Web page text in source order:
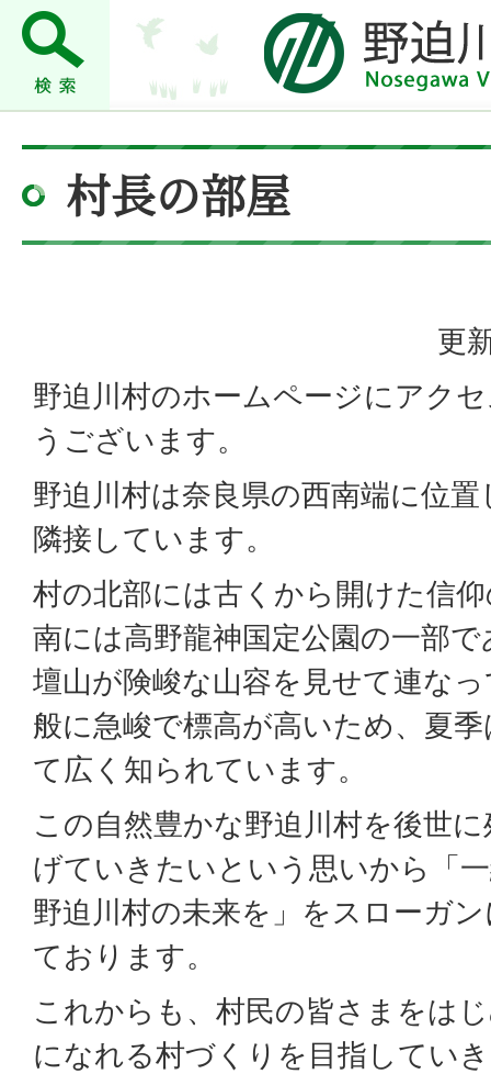
村長の部屋
更
野迫川村のホームページにアク
うございます。
野迫川村は奈良県の西南端に位
隣接しています。
村の北部には古くから開けた信
南には高野龍神国定公園の一部
壇山が険峻な山容を見せて連な
般に急峻で標高が高いため、夏
て広く知られています。
この自然豊かな野迫川村を後世
げていきたいという思いから「
野迫川村の未来を」をスローガ
ております。
これからも、村民の皆さまをは
になれる村づくりを目指してい